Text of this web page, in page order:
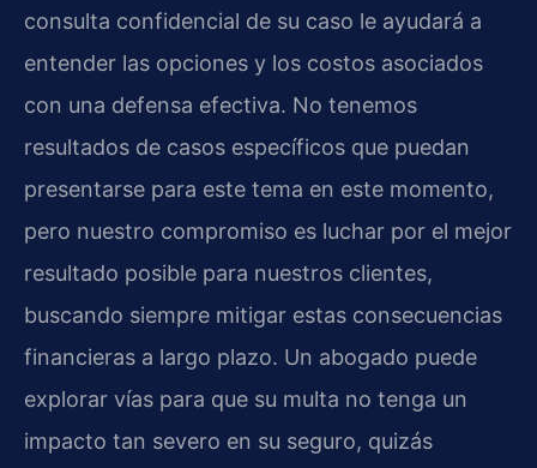
consulta confidencial de su caso le ayudará a
entender las opciones y los costos asociados
con una defensa efectiva. No tenemos
resultados de casos específicos que puedan
presentarse para este tema en este momento,
pero nuestro compromiso es luchar por el mejor
resultado posible para nuestros clientes,
buscando siempre mitigar estas consecuencias
financieras a largo plazo. Un abogado puede
explorar vías para que su multa no tenga un
impacto tan severo en su seguro, quizás